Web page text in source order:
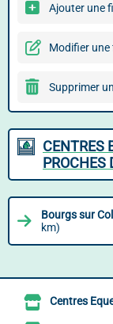
Ajouter une
Modifier une
Supprimer
CENTRES
PROCHES
Bourgs sur
km)
Centres